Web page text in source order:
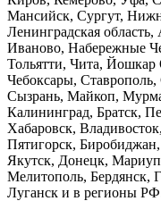
Мансийск, Сургут,
Ленинградская
Иваново, Набережные
Тольятти, Чита, Йошкар
Чебоксары,
Сызрань, Майкоп,
Калининград, Братск,
Хабаровск,
Пятигорск,
Якутск, Донецк,
Мелитополь, Бердянск,
Луганск и в регионы